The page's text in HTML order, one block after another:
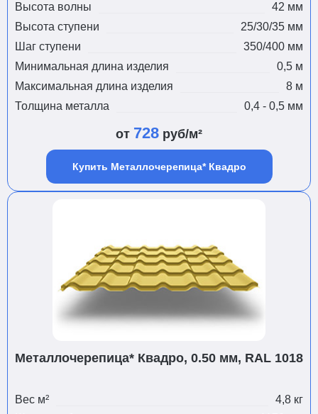
Высота волны
42 мм
Высота ступени
25/30/35 мм
Шаг ступени
350/400 мм
Минимальная длина изделия
0,5 м
Максимальная длина изделия
8 м
Толщина металла
0,4 - 0,5 мм
от 728 руб/м²
Купить Металлочерепица* Квадро
Металлочерепица* Квадро, 0.50 мм, RAL 1018
Вес м²
4,8 кг